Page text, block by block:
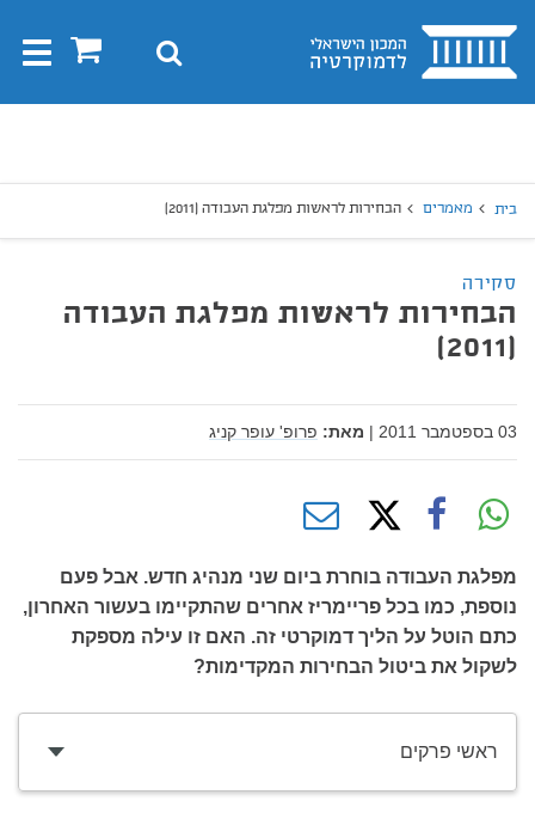
בית 0 חיפוש
בית מאמרים הבחירות לראשות מפלגת העבודה (2011)
סקירה
הבחירות לראשות מפלגת העבודה
(2011)
03 בספטמבר 2011 | מאת: פרופ' עופר קניג
מפלגת העבודה בוחרת ביום שני מנהיג חדש. אבל פעם
נוספת, כמו בכל פריימריז אחרים שהתקיימו בעשור האחרון,
כתם הוטל על הליך דמוקרטי זה. האם זו עילה מספקת
לשקול את ביטול הבחירות המקדימות?
ראשי פרקים